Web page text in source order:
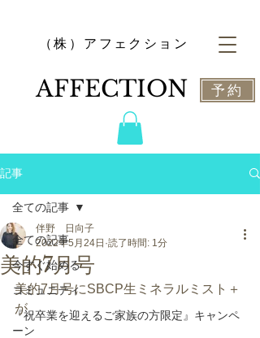
​（株）アフェクション
​AFFECTION 予約
記事
全ての記事
今すぐ始める
コミュニティ
『祝卒業を迎えるご家族の方限定』キャンペ
ーン
全ての記事
美的7月号
伴野 日向子
2022年5月24日 読了時間: 1分
美的7月号にSBCP生ミネラルミスト＋
が